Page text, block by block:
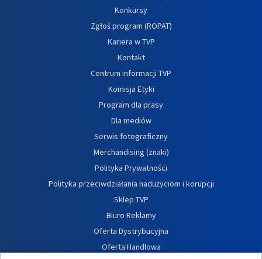
Konkursy
Zgłoś program (ROPAT)
Kariera w TVP
Kontakt
Centrum informacji TVP
Komisja Etyki
Program dla prasy
Dla mediów
Serwis fotograficzny
Merchandising (znaki)
Polityka Prywatności
Polityka przeciwdziałania nadużyciom i korupcji
Sklep TVP
Biuro Reklamy
Oferta Dystrybucyjna
Oferta Handlowa